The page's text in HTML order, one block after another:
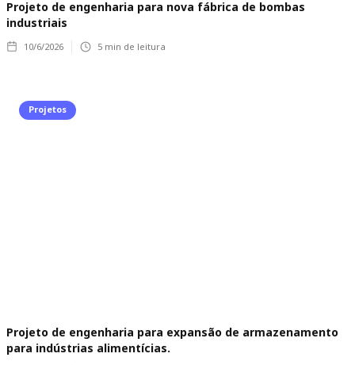
Projeto de engenharia para nova fábrica de bombas
industriais
10/6/2026 5 min de leitura
Projetos
Projeto de engenharia para expansão de armazenamento
para indústrias alimentícias.